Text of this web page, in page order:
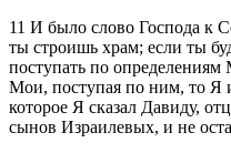
11 И было слово Господа к
ты строишь храм; если ты
поступать по
Мои, поступая по ним, то Я
которое Я сказал Давиду,
сынов Израилевых, и не